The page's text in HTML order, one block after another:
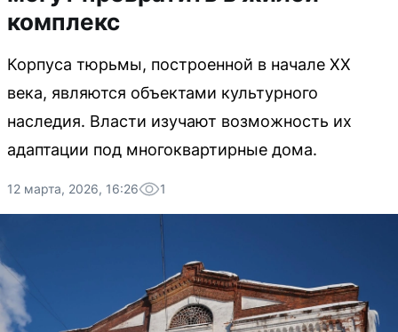
комплекс
Корпуса тюрьмы, построенной в начале XX
века, являются объектами культурного
наследия. Власти изучают возможность их
адаптации под многоквартирные дома.
12 марта, 2026, 16:26 1